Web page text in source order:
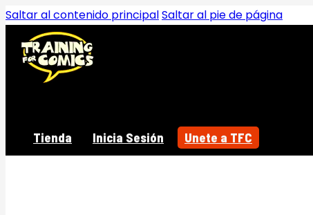
Saltar al contenido principalSaltar al pie de página
Tienda Inicia Sesión Unete a TFC